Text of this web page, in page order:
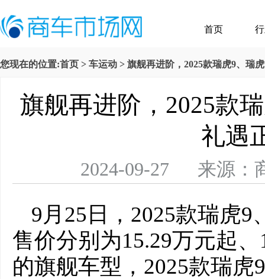
首页
您现在的位置:首页 > 车运动 > 旗舰再进阶，2025款瑞虎9、瑞
旗舰再进阶，2025款
礼遇
2024-09-27 来源：
9月25日，2025款瑞虎
售价分别为15.29万元起
的旗舰车型，2025款瑞